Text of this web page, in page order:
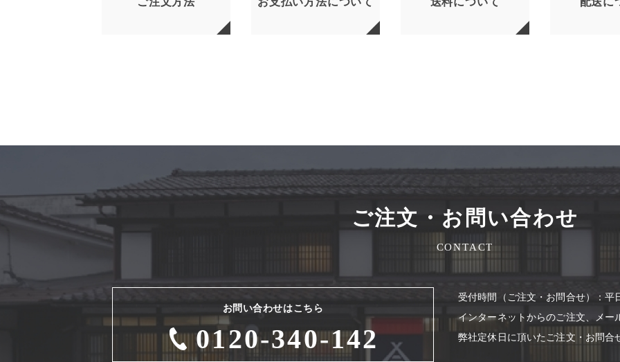
ご注文・お問い合わせ
CONTACT
お問い合わせはこちら
0120-340-142
受付時間（ご注⽂・お問合せ）：平
インターネットからのご注⽂、メ
弊社定休⽇に頂いたご注⽂・お問合